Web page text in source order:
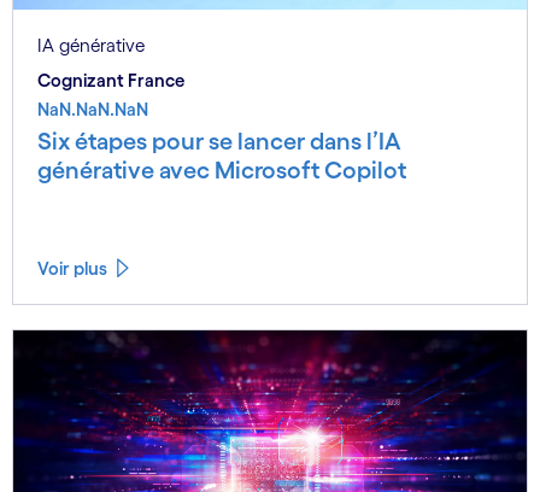
IA générative
Cognizant France
NaN.NaN.NaN
Six étapes pour se lancer dans l’IA
générative avec Microsoft Copilot
Voir plus